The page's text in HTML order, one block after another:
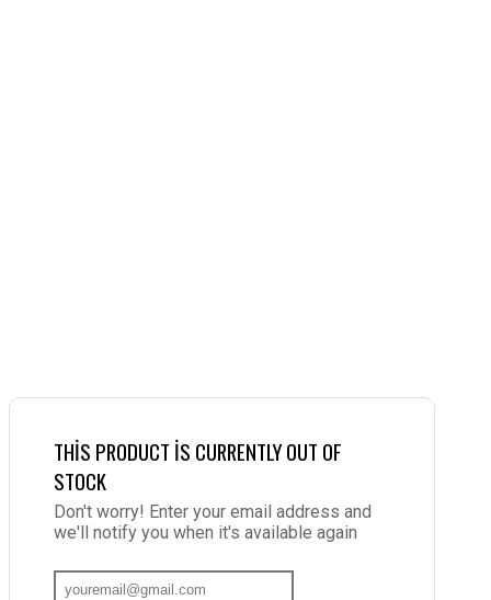
THIS PRODUCT IS CURRENTLY OUT OF
STOCK
Don't worry! Enter your email address and
we'll notify you when it's available again